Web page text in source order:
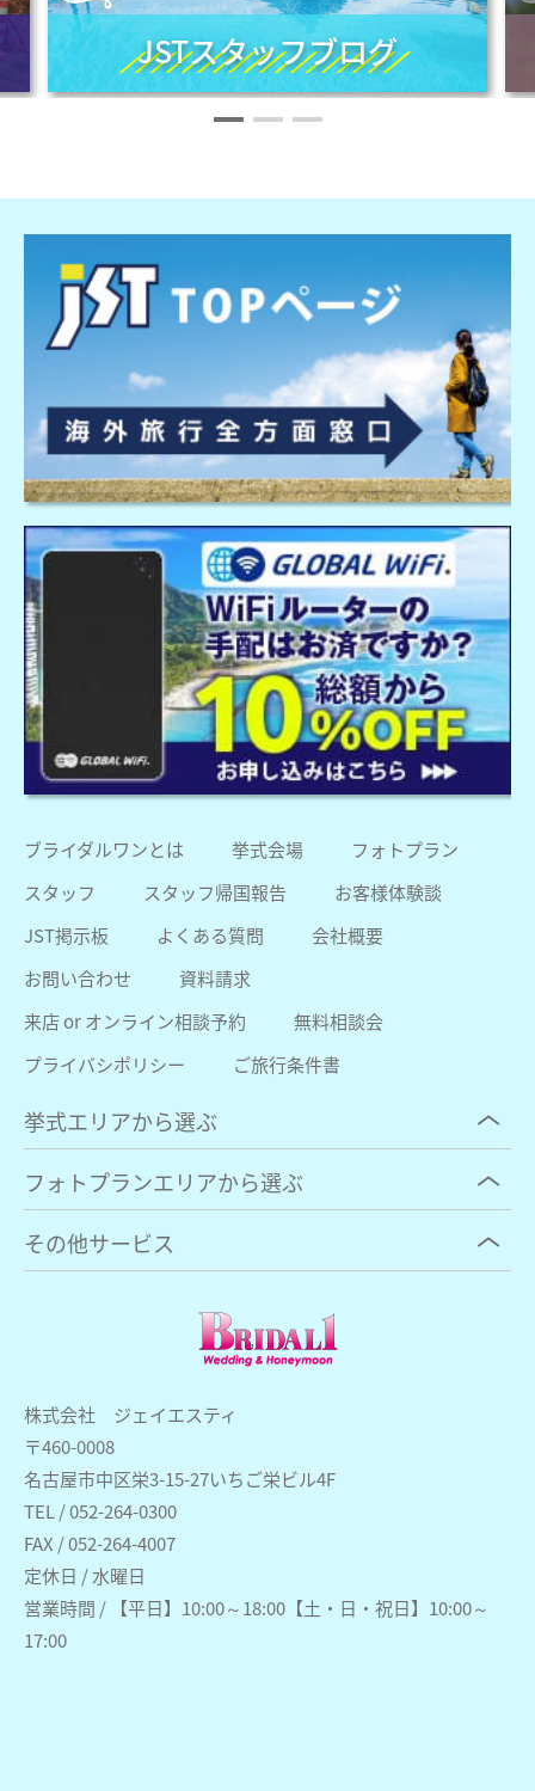
JSTスタッフブログ
株式会社 ジェイエスティ
〒460-0008
名古屋市中区栄3-15-27いちご栄ビル4F
TEL / 052-264-0300
FAX / 052-264-4007
定休日 / 水曜日
営業時間 / 【平日】10:00～18:00【土・日・祝日】10:00～
17:00
ブライダルワンとは 挙式会場
フォトプラン
スタッフ
スタッフ帰国報告
お客様体験談
JST掲示板
よくある質問
会社概要
お問い合わせ
資料請求
来店 or オンライン相談予約
無料相談会
プライバシポリシー
ご旅行条件書
挙式エリアから選ぶ
フォトプランエリアから選ぶ
その他サービス